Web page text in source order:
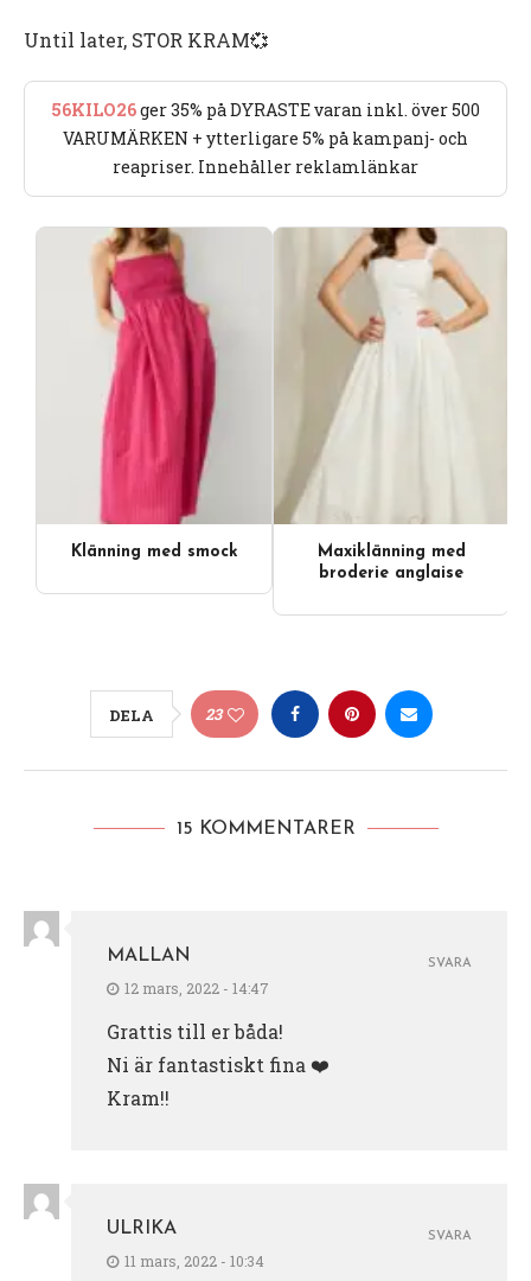
Until later, STOR KRAM💞
56KILO26ger 35% på DYRASTE varan inkl. över 500
VARUMÄRKEN + ytterligare 5% på kampanj- och
reapriser. Innehåller reklamlänkar
Klänning med smock
Maxiklänning med
broderie anglaise
DELA 23
15 KOMMENTARER
MALLAN
12 mars, 2022 - 14:47
Grattis till er båda!
Ni är fantastiskt fina ❤️
Kram!!
SVARA
ULRIKA
11 mars, 2022 - 10:34
SVARA